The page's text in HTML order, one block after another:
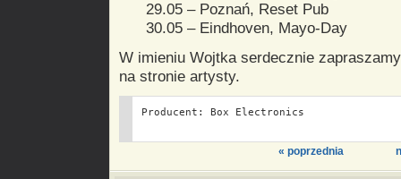
29.05 – Poznań, Reset Pub
30.05 – Eindhoven, Mayo-Day
W imieniu Wojtka serdecznie
na stronie artysty.
Producent: Box Electronics
« poprzednia